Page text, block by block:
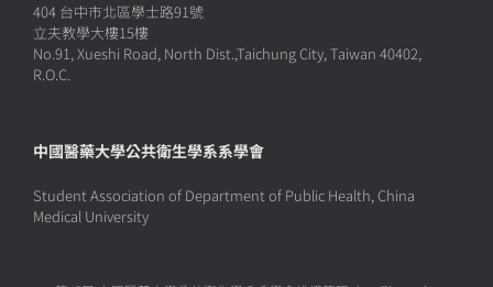
404 台中市北區學士路91號
立夫教學大樓15樓
No.91, Xueshi Road, North Dist.,Taichung City, Taiwan 40402,
R.O.C.
中國醫藥大學公共衛生學系系學會
Student Association of Department of Public Health, China
Medical University